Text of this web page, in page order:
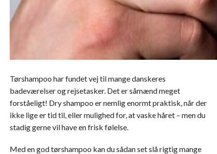
Tørshampoo har fundet vej til mange danskeres
badeværelser og rejsetasker. Det er såmænd meget
forståeligt! Dry shampoo er nemlig enormt praktisk, når der
ikke lige er tid til, eller mulighed for, at vaske håret – men du
stadig gerne vil have en frisk følelse.
Med en god tørshampoo kan du sådan set slå rigtig mange